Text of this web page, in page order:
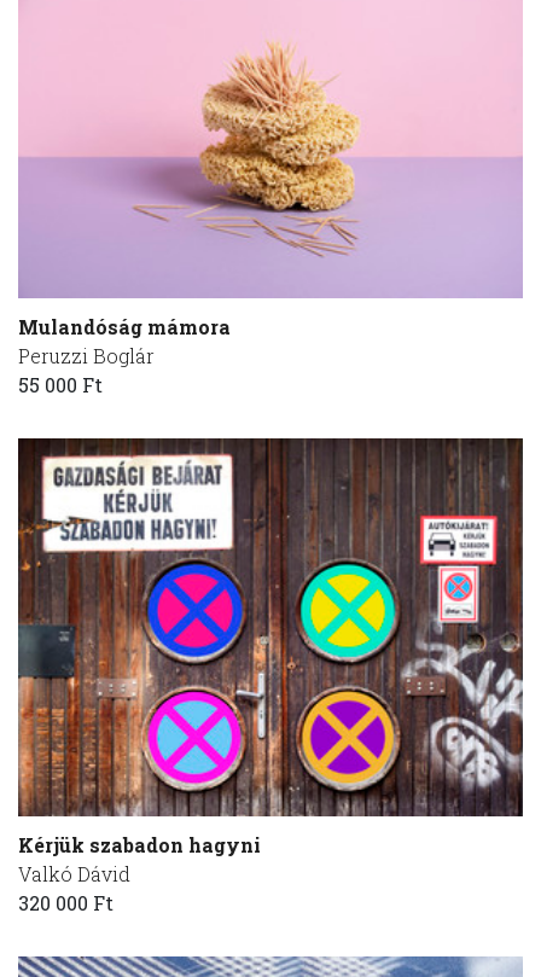
Mulandóság mámora
Peruzzi Boglár
55 000 Ft
Kérjük szabadon hagyni
Valkó Dávid
320 000 Ft